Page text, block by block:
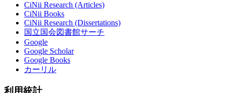
CiNii Research (Articles)
CiNii Books
CiNii Research (Dissertations)
国立国会図書館サーチ
Google
Google Scholar
Google Books
カーリル
利用統計